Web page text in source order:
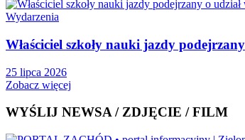
Wydarzenia
Właściciel szkoły nauki jazdy
25 lipca 2026
Zobacz więcej
WYŚLIJ NEWSA / ZDJĘCIE / FILM